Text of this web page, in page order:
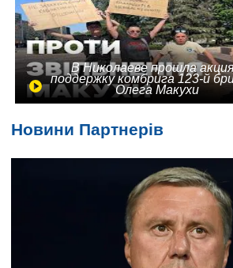
В Николаеве прошла
поддержку комбрига 123-й
Олега Макухи